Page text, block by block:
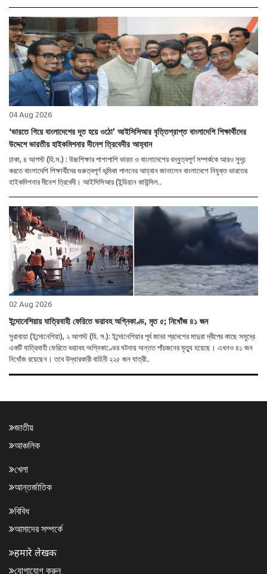
04 Aug 2026
‘ভারতে গিয়ে বাংলাদেশের দূত হয়ে ওঠো’ আইসিসিআর বৃত্তিপ্রাপ্ত বাংলাদেশি শিক্ষার্থীদের
উদ্দেশে ভারতীয় হাইকমিশনার দীনেশ ত্রিবেদীর আহ্বান
ঢাকা, ৪ আগস্ট (হি.স.) : উচ্চশিক্ষার পাশাপাশি ভারত ও বাংলাদেশের বন্ধুত্বপূর্ণ সম্পর্ককে আরও সুদৃঢ়
করতে বাংলাদেশি শিক্ষার্থীদের গুরুত্বপূর্ণ ভূমিকা পালনের আহ্বান জানালেন বাংলাদেশে নিযুক্ত ভারতের
হাইকমিশনার দীনেশ ত্রিবেদী। আইসিসিআর (ইন্ডিয়ান কাউন্সিল..
02 Aug 2026
ইন্দোনেশিয়ায় যাত্রিবাহী ফেরিতে ভয়াবহ অগ্নিকাণ্ড, মৃত ৫; নিখোঁজ ৪১ জন
সুরাবায়া (ইন্দোনেশিয়া), ২ আগস্ট (হি. স.): ইন্দোনেশিয়ার পূর্ব জাভা প্রদেশের মাদুরা দ্বীপের কাছে সমুদ্রে
একটি যাত্রিবাহী ফেরিতে ভয়াবহ অগ্নিকাণ্ডের ঘটনায় অন্তত পাঁচজনের মৃত্যু হয়েছে। এখনও ৪১ জন
নিখোঁজ রয়েছেন। তবে উদ্ধারকারী বাহিনী ২২৫ জন যাত্রী..
জাতীয়
আঞ্চলিক
খেলা
আন্তর্জাতিক
বিবিধ
আমাদের সম্পর্কে
हमारे लेखक
যোগাযোগ করুন